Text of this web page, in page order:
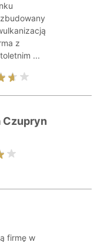
z
...
Czupryn
firmę w